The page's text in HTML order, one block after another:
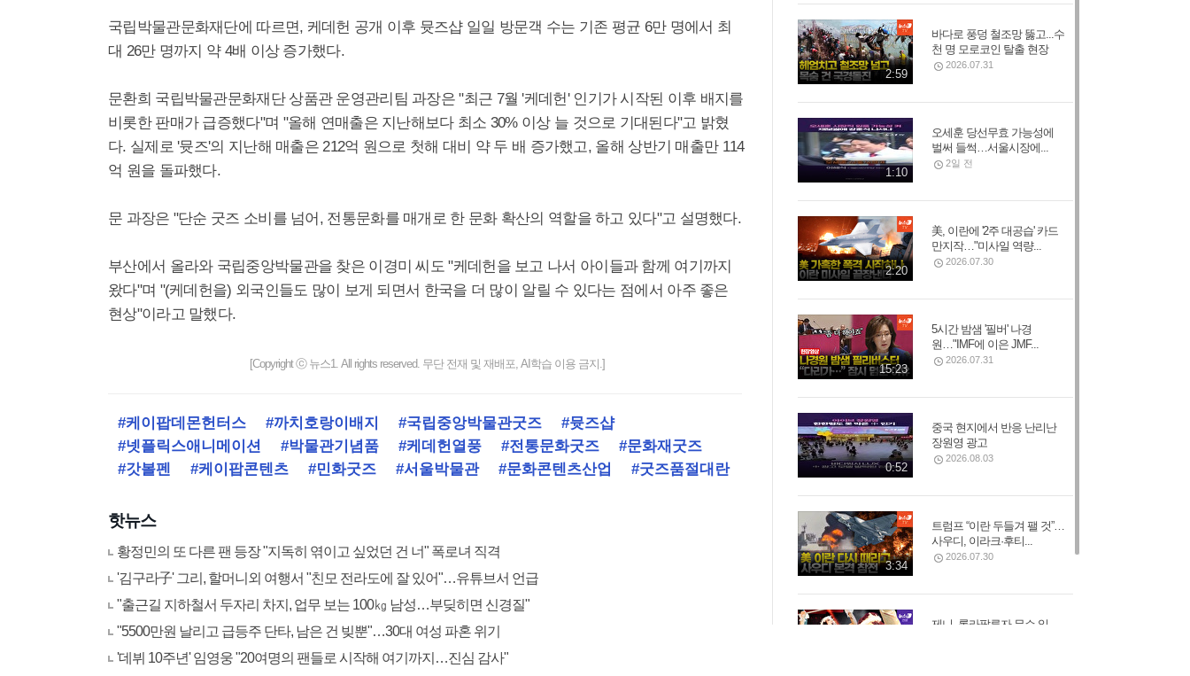
국립박물관문화재단에 따르면, 케데헌 공개 이후 뮷즈샵 일일 방문객 수는 기존 평균 6만 명에서 최
대 26만 명까지 약 4배 이상 증가했다.
문환희 국립박물관문화재단 상품관 운영관리팀 과장은 "최근 7월 '케데헌' 인기가 시작된 이후 배지를
비롯한 판매가 급증했다"며 "올해 연매출은 지난해보다 최소 30% 이상 늘 것으로 기대된다"고 밝혔
다. 실제로 '뮷즈'의 지난해 매출은 212억 원으로 첫해 대비 약 두 배 증가했고, 올해 상반기 매출만 114
억 원을 돌파했다.
문 과장은 "단순 굿즈 소비를 넘어, 전통문화를 매개로 한 문화 확산의 역할을 하고 있다"고 설명했다.
부산에서 올라와 국립중앙박물관을 찾은 이경미 씨도 "케데헌을 보고 나서 아이들과 함께 여기까지
왔다"며 "(케데헌을) 외국인들도 많이 보게 되면서 한국을 더 많이 알릴 수 있다는 점에서 아주 좋은
현상"이라고 말했다.
[Copyright ⓒ 뉴스1. All rights reserved. 무단 전재 및 재배포, AI학습 이용 금지.]
#케이팝데몬헌터스 #까치호랑이배지 #국립중앙박물관굿즈
#뮷즈샵
#넷플릭스애니메이션
#박물관기념품 #케데헌열풍 #전통문화굿즈
#문화재굿즈
#갓볼펜
#케이팝콘텐츠 #민화굿즈 #서울박물관 #문화콘텐츠산업 #굿즈품절대란
핫뉴스
황정민의 또 다른 팬 등장 "지독히 엮이고 싶었던 건 너" 폭로녀 직격
'김구라子' 그리, 할머니외 여행서 "친모 전라도에 잘 있어"…유튜브서 언급
"출근길 지하철서 두자리 차지, 업무 보는 100㎏ 남성…부딪히면 신경질"
"5500만원 날리고 급등주 단타, 남은 건 빚뿐"…30대 여성 파혼 위기
'데뷔 10주년' 임영웅 "20여명의 팬들로 시작해 여기까지…진심 감사"
2:59
바다로 풍덩 철조망 뚫고...수
천 명 모로코인 탈출 현장
2026.07.31
1:10
오세훈 당선무효 가능성에
벌써 들썩…서울시장에...
2일 전
2:20
美, 이란에 '2주 대공습' 카드
만지작…"미사일 역량...
2026.07.30
15:23
5시간 밤샘 '필버' 나경
원…"IMF에 이은 JMF...
2026.07.31
0:52
중국 현지에서 반응 난리난
장원영 광고
2026.08.03
3:34
트럼프 “이란 두들겨 팰 것”…
사우디, 이라크·후티...
2026.07.30
제니, 롤라팔루자 무슨 일...